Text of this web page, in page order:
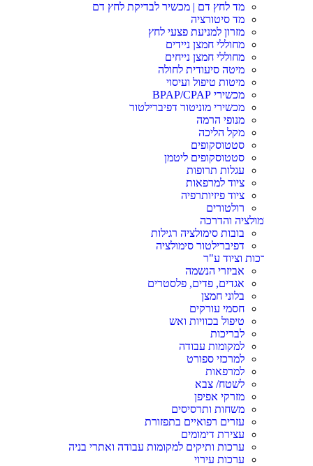
מד לחץ דם | מכשיר לבדיקת לחץ דם
מד סיטורציה
מזרון למניעת פצעי לחץ
מחוללי חמצן ניידים
מחוללי חמצן נייחים
מיטה סיעודית לחולה
מיטות טיפול ועיסוי
מכשירי מוניטור דפיברילטור
מנופי הרמה
מקל הליכה
סטטוסקופים
סטטוסקופים ליטמן
עגלות תרופות
ציוד למרפאות
ציוד פיזיותרפיה
רולטורים
והדרכה
בובות סימולציה רגילות
דפיברילטור סימולציה
וציוד ע"ר
אביזרי הנשמה
אגדים, פדים, פלסטרים
בלוני חמצן
חסמי עורקים
טיפול בכוויות ואש
למקומות עבודה
למרכזי ספורט
למרפאות
לשטח/ צבא
מזרקי אפיפן
משחות ותרסיסים
עזרים רפואיים בתפזורת
עצירת דימומים
ערכות ותיקים למקומות עבודה ואתרי בניה
ערכות עירוי